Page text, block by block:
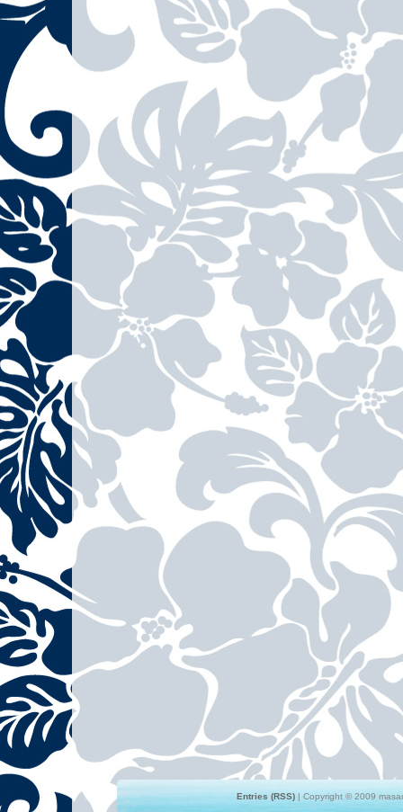
Entries (RSS) | Copyright © 2009